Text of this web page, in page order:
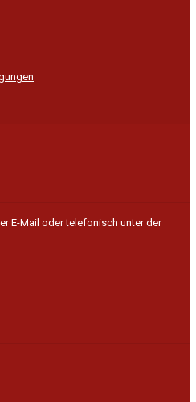
E-Mail oder telefonisch unter der